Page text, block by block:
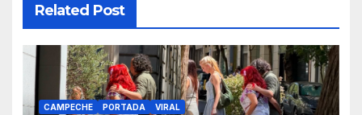
Related Post
CAMPECHE PORTADA VIRAL